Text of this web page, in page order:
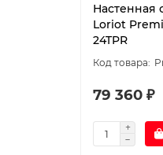
Настенная
Loriot
24TPR
79 360 ₽